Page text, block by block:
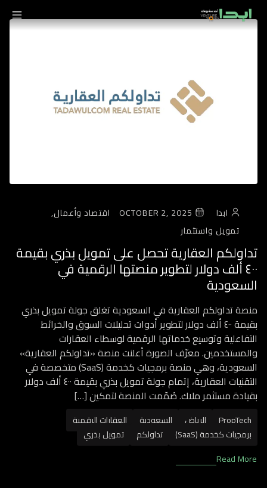
ابدا OCTOBER 2, 2025
اقتصاد وأعمال,
تمويل واستثمار
تداولكم العقارية تحصل على تمويل بذري بقيمة
٤٠٠ ألف دولار لتطوير منصتها الرقمية في
السعودية
منصة تداولكم العقارية في السعودية تغلق جولة تمويل بذري
بقيمة ٤٠٠ ألف دولار لتطوير أدوات تحليلات السوق والخرائط
التفاعلية وتوسيع خدماتها الرقمية لوسطاء العقارات
والمستخدمين. معرّف الصورة أعلنت منصة «تداولكم العقارية»
السعودية، وهي منصة برمجيات كخدمة (SaaS) متخصصة في
التقنيات العقارية، إتمام جولة تمويل بذري بقيمة ٤٠٠ ألف دولار
بقيادة مستثمر ملاك. صُمّمت المنصة لتمكين […]
PropTech الرياض السعودية
العقارات الرقمية
برمجيات كخدمة (SaaS)
تداولكم
تمويل بذري
Read More